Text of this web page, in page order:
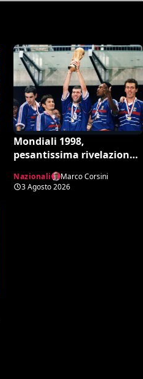
Mondiali 1998,
pesantissima rivelazione:
“Stop ai controlli
antidoping nei confronti
della Francia”
Nazionali
Marco Corsini
3 Agosto 2026